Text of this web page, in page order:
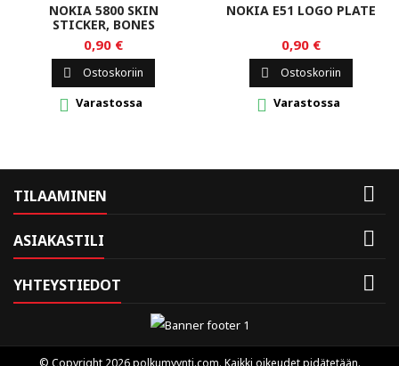
NOKIA 5800 SKIN
STICKER, BONES
0,90 €
 Ostoskoriin
 Varastossa
NOKIA E51 LOGO PLATE
0,90 €
 Ostoskoriin
 Varastossa
TILAAMINEN 
ASIAKASTILI 
YHTEYSTIEDOT 
© Copyright 2026 polkumyynti.com. Kaikki oikeudet pidätetään.